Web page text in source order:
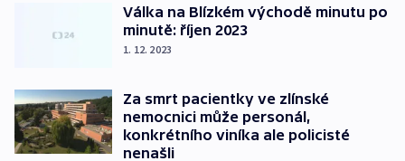
Válka na Blízkém východě minutu po
minutě: říjen 2023
1. 12. 2023
Za smrt pacientky ve zlínské
nemocnici může personál,
konkrétního viníka ale policisté
nenašli